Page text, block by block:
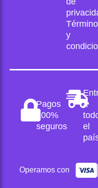
y
Pagos
100%
seguros
a
el
Operamos con